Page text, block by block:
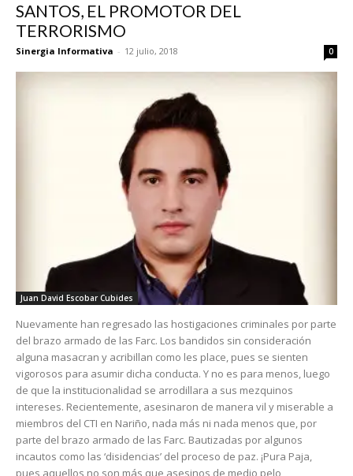
SANTOS, EL PROMOTOR DEL
TERRORISMO
Sinergia Informativa - 12 julio, 2018 0
Juan David Escobar Cubides
Nuevamente han regresado las hostigaciones criminales por parte
del brazo armado de las Farc. Los bandidos sin consideración
alguna masacran y acribillan como les place, pues se sienten
vigorosos para asumir dicha conducta. Y no es para menos, luego
de que la institucionalidad se arrodillara a sus mezquinos
intereses. Recientemente, asesinaron de manera vil y miserable a
miembros del CTI en Nariño, nada más ni nada menos que, por
parte del brazo armado de las Farc. Bautizadas por algunos
incautos como las ‘disidencias’ del proceso de paz. ¡Pura Paja,
pues aquellos no son más que asesinos de medio pelo